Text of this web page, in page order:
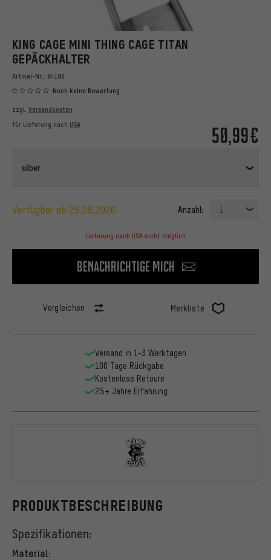
KING CAGE MINI THING CAGE TITAN
GEPÄCKHALTER
Artikel-Nr.: 94186
Noch keine Bewertung
50,99€
zzgl. Versandkosten
für Lieferung nach USA
silber
verfügbar ab 25.08.2026 Anzahl: 1
Lieferung nach USA nicht möglich
Benachrichtige mich
Vergleichen Merkliste
PRODUKTBESCHREIBUNG
Spezifikationen:
Material:
Versand in 1-3 Werktagen
100 Tage Rückgabe
Kostenlose Retoure
25+ Jahre Erfahrung